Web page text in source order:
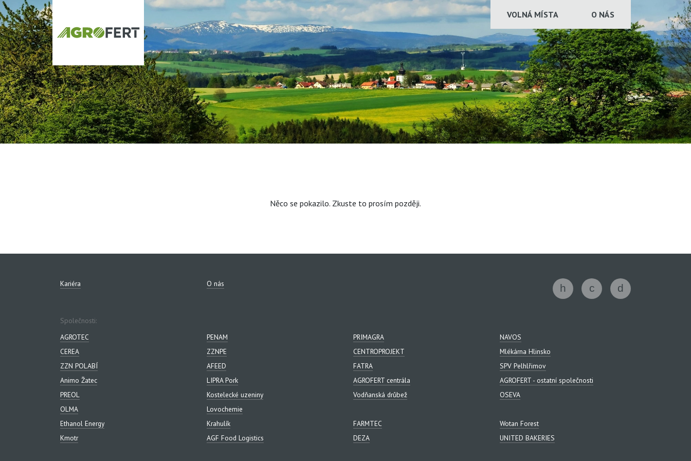
VOLNÁ MÍSTA O NÁS
Něco se pokazilo. Zkuste to prosím později.
Kariéra O nás
Společnosti:
AGROTEC
PENAM PRIMAGRA
NAVOS
CEREA
ZZNPE CENTROPROJEKT
Mlékárna Hlinsko
ZZN POLABÍ
AFEED FATRA
SPV Pelhlřimov
Animo Žatec
LIPRA Pork AGROFERT centrála
AGROFERT - ostatní společnosti
PREOL
Kostelecké uzeniny Vodňanská drůbež
OSEVA
OLMA
Lovochemie
Ethanol Energy
Krahulík FARMTEC
Wotan Forest
Kmotr
AGF Food Logistics DEZA UNITED BAKERIES